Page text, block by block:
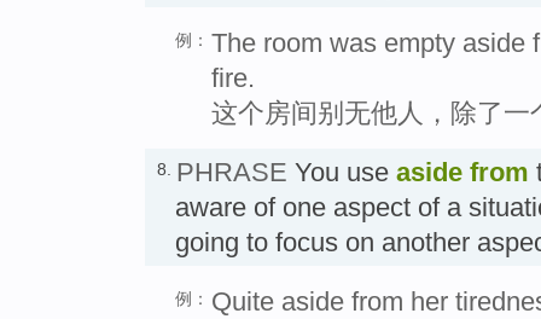
例： The room was empty aside
fire.
这个房间别无他人，除了
8. PHRASE You use aside from
aware of one aspect of a
going to focus on another
例： Quite aside from her